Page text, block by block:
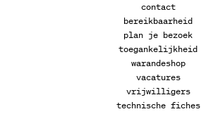
contact
bereikbaarheid
plan je bezoek
toegankelijkheid
warandeshop
vacatures
vrijwilligers
technische fiches